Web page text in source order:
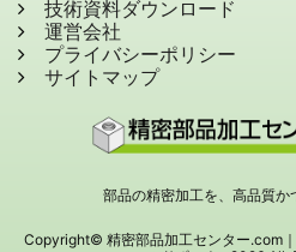
技術資料ダウンロード
運営会社
プライバシーポリシー
サイトマップ
部品の精密加工を、高品質か
Copyright© 精密部品加工センター.com